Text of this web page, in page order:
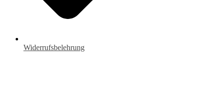
Widerrufsbelehrung